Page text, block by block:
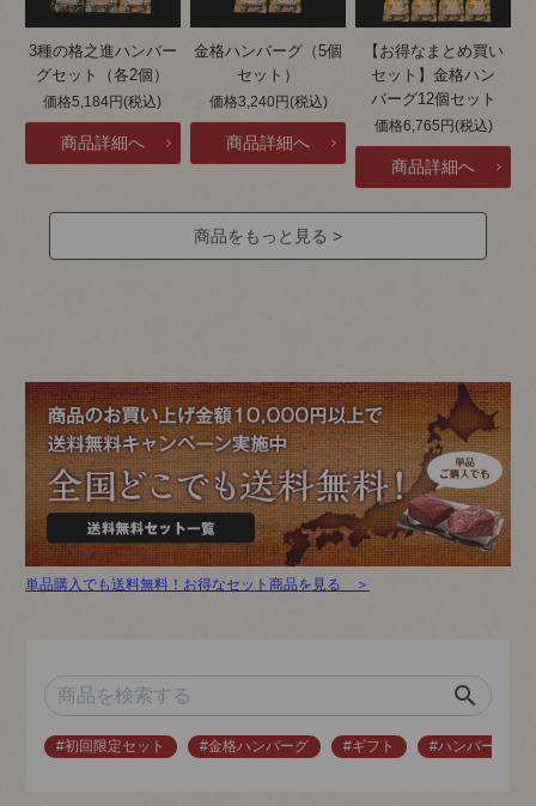
3種の格之進ハンバー
グセット（各2個）
価格5,184円(税込)
金格ハンバーグ（5個
セット）
価格3,240円(税込)
【お得なまとめ買い
セット】金格ハン
バーグ12個セット
価格6,765円(税込)
商品をもっと見る >
単品購入でも送料無料！お得なセット商品を見る ＞
search
#初回限定セット #金格ハンバーグ #ギフト #ハンバーグ